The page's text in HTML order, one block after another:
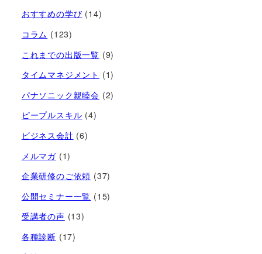
おすすめの学び (14)
コラム (123)
これまでの出版一覧 (9)
タイムマネジメント (1)
パナソニック親睦会 (2)
ピープルスキル (4)
ビジネス会計 (6)
メルマガ (1)
企業研修のご依頼 (37)
公開セミナー一覧 (15)
受講者の声 (13)
各種診断 (17)